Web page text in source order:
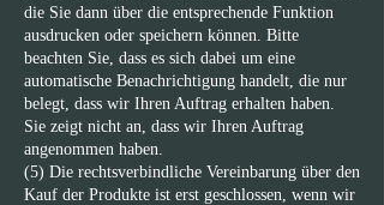
die Sie dann über die entsprechende Funktion
ausdrucken oder speichern können. Bitte
beachten Sie, dass es sich dabei um eine
automatische Benachrichtigung handelt, die nur
belegt, dass wir Ihren Auftrag erhalten haben.
Sie zeigt nicht an, dass wir Ihren Auftrag
angenommen haben.
(5) Die rechtsverbindliche Vereinbarung über den
Kauf der Produkte ist erst geschlossen, wenn wir